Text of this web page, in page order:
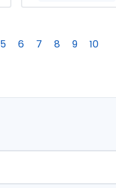
5 6 7 8 9 10